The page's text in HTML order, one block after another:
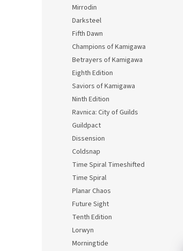
Mirrodin
Darksteel
Fifth Dawn
Champions of Kamigawa
Betrayers of Kamigawa
Eighth Edition
Saviors of Kamigawa
Ninth Edition
Ravnica: City of Guilds
Guildpact
Dissension
Coldsnap
Time Spiral Timeshifted
Time Spiral
Planar Chaos
Future Sight
Tenth Edition
Lorwyn
Morningtide